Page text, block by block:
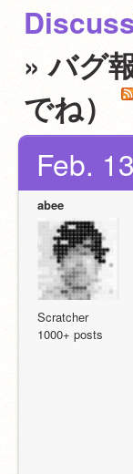
» バグ
でね）
Feb.
abee
Scratcher
1000+ posts